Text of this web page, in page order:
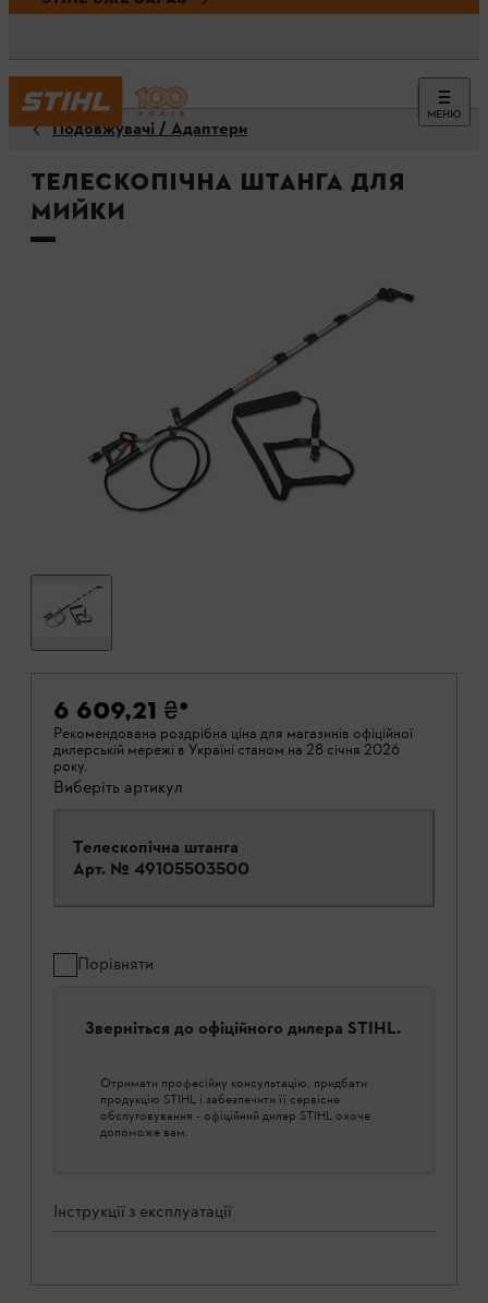
МЕНЮ
Подовжувачі / Адаптери
Телескопічна штанга для
мийки
6 609,21 ₴*
Рекомендована роздрібна ціна для магазинів офіційної
дилерській мережі в Україні станом на 28 січня 2026
року.
Виберіть артикул
Телескопічна штанга
Арт. № 49105503500
Порівняти
Зверніться до офіційного дилера STIHL.
Отримати професійну консультацію, придбати
продукцію STIHL і забезпечити її сервісне
обслуговування - офіційний дилер STIHL охоче
допоможе вам.
Інструкції з експлуатації